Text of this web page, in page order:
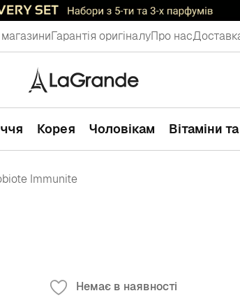
Гарантія оригіналуПро нас
Корея Чоловікам Вітаміни
Immunite
Немає в наявності